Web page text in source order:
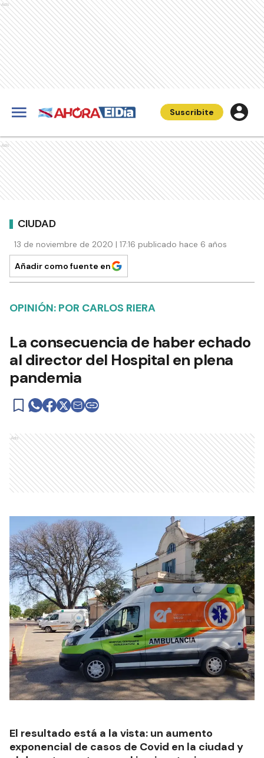
Ads
Suscribite
Ads
CIUDAD
13 de noviembre de 2020 | 17:16 publicado hace 6 años
Añadir como fuente en
OPINIÓN: POR CARLOS RIERA
La consecuencia de haber echado
al director del Hospital en plena
pandemia
Ads
El resultado está a la vista: un aumento
exponencial de casos de Covid en la ciudad y